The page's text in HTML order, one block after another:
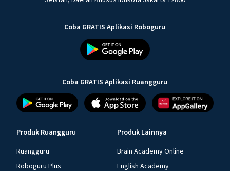
Coba GRATIS Aplikasi Roboguru
Coba GRATIS Aplikasi Ruangguru
Produk Ruangguru
Ruangguru
Roboguru Plus
Produk Lainnya
Brain Academy Online
English Academy